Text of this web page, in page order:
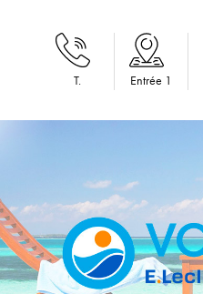
T. Entrée 1